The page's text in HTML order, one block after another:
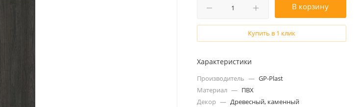
В корзину
Купить в 1 клик
Характеристики
Производитель — GP-Plast
Материал — ПВХ
Декор — Древесный, каменный